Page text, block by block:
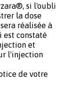
si l'oubli
la dose
réalisée à
est constaté
et
l'injection
de votre